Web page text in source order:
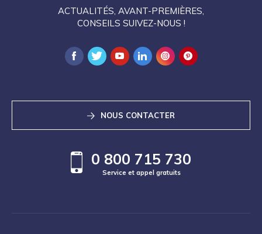
ACTUALITÉS, AVANT-PREMIÈRES,
CONSEILS SUIVEZ-NOUS !
NOUS CONTACTER
0 800 715 730
Service et appel gratuits